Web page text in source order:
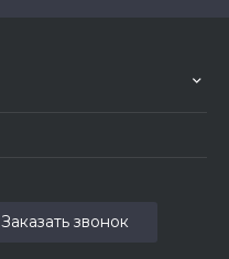
Заказать звонок